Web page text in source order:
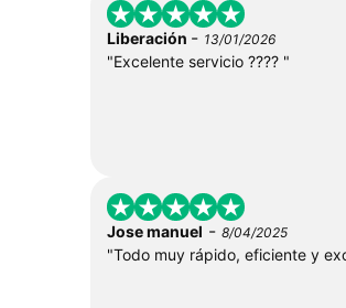
Liberación - 13/01/2026
"Excelente servicio ???? "
Jose manuel - 8/04/2025
"Todo muy rápido, eficiente y